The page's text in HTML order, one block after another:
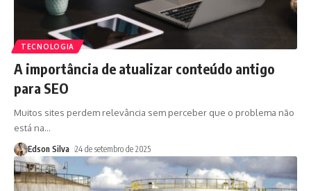
TECNOLOGIA
A importância de atualizar conteúdo antigo
para SEO
Muitos sites perdem relevância sem perceber que o problema não
está na…
Edson Silva 24 de setembro de 2025